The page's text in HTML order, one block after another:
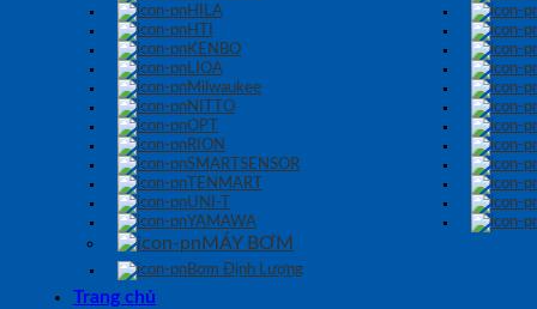
HILA
HTI
KENBO
LIOA
Milwaukee
NITTO
OPT
RION
SMARTSENSOR
TENMART
UNI-T
YAMAWA
MÁY BƠM
Bơm Định Lượng
Trang chủ